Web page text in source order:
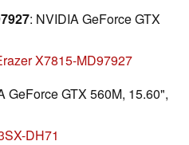
: NVIDIA GeForce GTX
X7815-MD97927
GeForce GTX 560M, 15.60",
DH71